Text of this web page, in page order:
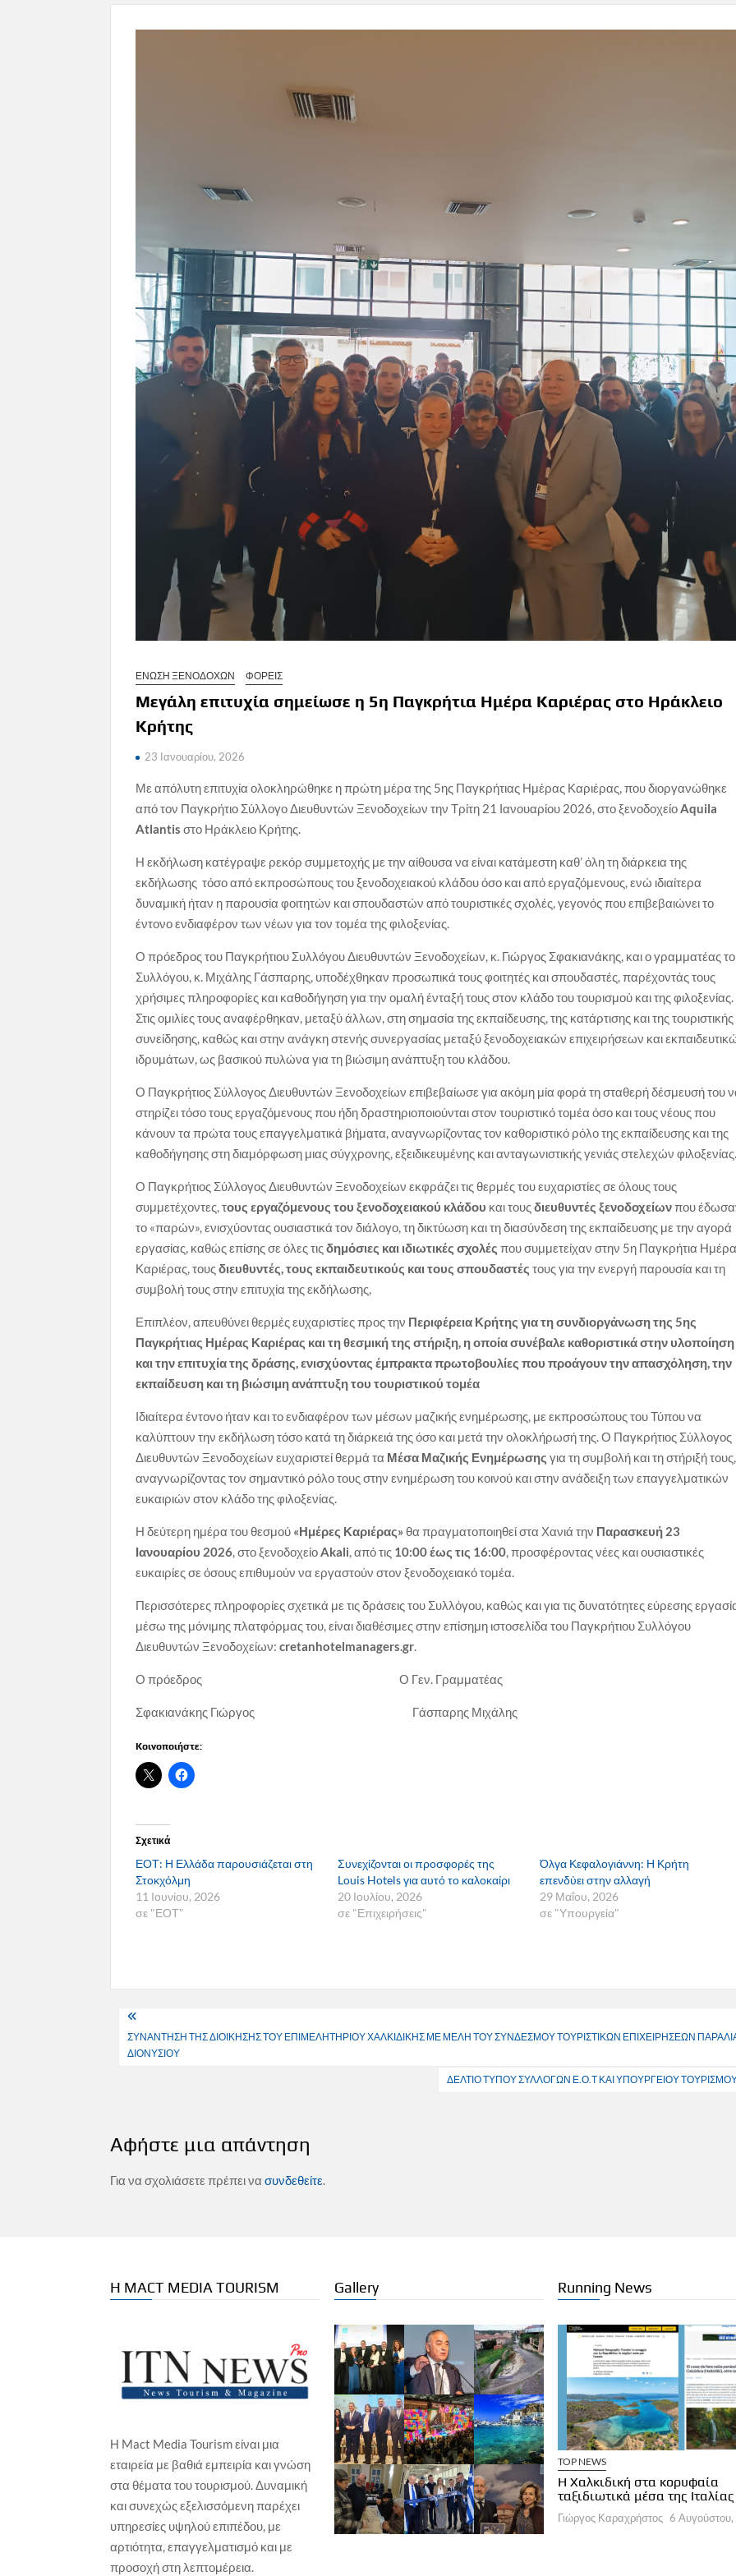
ΕΝΩΣΗ ΞΕΝΟΔΟΧΩΝ ΦΟΡΕΙΣ
Μεγάλη επιτυχία σημείωσε η 5η Παγκρήτια Ημέρα Καριέρας στο Ηράκλειο
Κρήτης
23 Ιανουαρίου, 2026
Με απόλυτη επιτυχία ολοκληρώθηκε η πρώτη μέρα της 5ης Παγκρήτιας Ημέρας Καριέρας, που διοργανώθηκε
από τον Παγκρήτιο Σύλλογο Διευθυντών Ξενοδοχείων την Τρίτη 21 Ιανουαρίου 2026, στο ξενοδοχείοAquila
Atlantis στο Ηράκλειο Κρήτης.
Η εκδήλωση κατέγραψε ρεκόρ συμμετοχής με την αίθουσα να είναι κατάμεστη καθ’ όλη τη διάρκεια της
εκδήλωσης τόσο από εκπροσώπους του ξενοδοχειακού κλάδου όσο και από εργαζόμενους, ενώ ιδιαίτερα
δυναμική ήταν η παρουσία φοιτητών και σπουδαστών από τουριστικές σχολές, γεγονός που επιβεβαιώνει το
έντονο ενδιαφέρον των νέων για τον τομέα της φιλοξενίας.
Ο πρόεδρος του Παγκρήτιου Συλλόγου Διευθυντών Ξενοδοχείων, κ. Γιώργος Σφακιανάκης, και ο γραμματέας
Συλλόγου, κ. Μιχάλης Γάσπαρης, υποδέχθηκαν προσωπικά τους φοιτητές και σπουδαστές, παρέχοντάς τους
χρήσιμες πληροφορίες και καθοδήγηση για την ομαλή ένταξή τους στον κλάδο του τουρισμού και της φιλοξενίας.
Στις ομιλίες τους αναφέρθηκαν, μεταξύ άλλων, στη σημασία της εκπαίδευσης, της κατάρτισης και της τουριστικής
συνείδησης, καθώς και στην ανάγκη στενής συνεργασίας μεταξύ ξενοδοχειακών επιχειρήσεων και
ιδρυμάτων, ως βασικού πυλώνα για τη βιώσιμη ανάπτυξη του κλάδου.
Ο Παγκρήτιος Σύλλογος Διευθυντών Ξενοδοχείων επιβεβαίωσε για ακόμη μία φορά τη σταθερή δέσμευσή του
στηρίζει τόσο τους εργαζόμενους που ήδη δραστηριοποιούνται στον τουριστικό τομέα όσο και τους νέους που
κάνουν τα πρώτα τους επαγγελματικά βήματα, αναγνωρίζοντας τον καθοριστικό ρόλο της εκπαίδευσης και της
καθοδήγησης στη διαμόρφωση μιας σύγχρονης, εξειδικευμένης και ανταγωνιστικής γενιάς στελεχών
Ο Παγκρήτιος Σύλλογος Διευθυντών Ξενοδοχείων εκφράζει τις θερμές του ευχαριστίες σε όλους τους
συμμετέχοντες, τους εργαζόμενους του ξενοδοχειακού κλάδου και τουςδιευθυντές ξενοδοχείωνπου
το «παρών», ενισχύοντας ουσιαστικά τον διάλογο, τη δικτύωση και τη διασύνδεση της εκπαίδευσης με την αγορά
εργασίας, καθώς επίσης σε όλες τιςδημόσιες και ιδιωτικές σχολές που συμμετείχαν στην 5η Παγκρήτια
Καριέρας, τουςδιευθυντές, τους εκπαιδευτικούς και τους σπουδαστές τους για την ενεργή παρουσία και τη
συμβολή τους στην επιτυχία της εκδήλωσης,
Επιπλέον, απευθύνει θερμές ευχαριστίες προς την Περιφέρεια Κρήτης για τη συνδιοργάνωση της 5ης
Παγκρήτιας Ημέρας Καριέρας και τη θεσμική της στήριξη, η οποία συνέβαλε καθοριστικά στην υλοποίηση
και την επιτυχία της δράσης, ενισχύοντας έμπρακτα πρωτοβουλίες που προάγουν την απασχόληση, την
εκπαίδευση και τη βιώσιμη ανάπτυξη του τουριστικού τομέα
Ιδιαίτερα έντονο ήταν και το ενδιαφέρον των μέσων μαζικής ενημέρωσης, με εκπροσώπους του Τύπου να
καλύπτουν την εκδήλωση τόσο κατά τη διάρκειά της όσο και μετά την ολοκλήρωσή της. Ο Παγκρήτιος Σύλλογος
Διευθυντών Ξενοδοχείων ευχαριστεί θερμά τα Μέσα Μαζικής Ενημέρωσης για τη συμβολή και τη στήριξή τους,
αναγνωρίζοντας τον σημαντικό ρόλο τους στην ενημέρωση του κοινού και στην ανάδειξη των επαγγελματικών
ευκαιριών στον κλάδο της φιλοξενίας.
Η δεύτερη ημέρα του θεσμού «Ημέρες Καριέρας»θα πραγματοποιηθεί στα Χανιά την Παρασκευή 23
Ιανουαρίου 2026, στο ξενοδοχείοAkali, από τις 10:00 έως τις 16:00, προσφέροντας νέες και ουσιαστικές
ευκαιρίες σε όσους επιθυμούν να εργαστούν στον ξενοδοχειακό τομέα.
Περισσότερες πληροφορίες σχετικά με τις δράσεις του Συλλόγου, καθώς και για τις δυνατότητες εύρεσης
μέσω της μόνιμης πλατφόρμας του, είναι διαθέσιμες στην επίσημη ιστοσελίδα του Παγκρήτιου Συλλόγου
Διευθυντών Ξενοδοχείων:cretanhotelmanagers.gr.
Ο πρόεδρος Ο Γεν. Γραμματέας
Σφακιανάκης Γιώργος Γάσπαρης Μιχάλης
Κοινοποιήστε:
Σχετικά
ΕΟΤ: Η Ελλάδα παρουσιάζεται στη
Στοκχόλμη
11 Ιουνίου, 2026
σε "ΕΟΤ"
Συνεχίζονται οι προσφορές της
Louis Hotels για αυτό το καλοκαίρι
20 Ιουλίου, 2026
σε "Επιχειρήσεις"
Όλγα Κεφαλογιάννη: Η Κρήτη
επενδύει στην αλλαγή
29 Μαΐου, 2026
σε "Υπουργεία"
Πλοήγηση
άρθρων
ΣΥΝΑΝΤΗΣΗ ΤΗΣ ΔΙΟΙΚΗΣΗΣ ΤΟΥ ΕΠΙΜΕΛΗΤΗΡΙΟΥ ΧΑΛΚΙΔΙΚΗΣ ΜΕ ΜΕΛΗ ΤΟΥ ΣΥΝΔΕΣΜΟΥ ΤΟΥΡΙΣΤΙΚΩΝ ΕΠΙΧΕΙΡΗΣΕΩΝ
ΔΙΟΝΥΣΙΟΥ
ΔΕΛΤΙΟ ΤΥΠΟΥ ΣΥΛΛΟΓΩΝ Ε.Ο.Τ ΚΑΙ ΥΠΟΥΡΓΕΙΟΥ
Αφήστε μια απάντηση
Για να σχολιάσετε πρέπει νασυνδεθείτε.
Η MACT MEDIA TOURISM
Η Mact Media Tourism είναι μια
εταιρεία με βαθιά εμπειρία και γνώση
στα θέματα του τουρισμού. Δυναμική
και συνεχώς εξελισσόμενη παρέχει
υπηρεσίες υψηλού επιπέδου, με
αρτιότητα, επαγγελματισμό και με
προσοχή στη λεπτομέρεια.
Gallery Running News
ΙΑΤΡΙΚΟΣ ΤΟΥΡΙΣΜΟΣ
Greece Global Longevity & Anti-
Aging Summit 2026
1 Αυγούστου, 2026
ΕΚΔΗΛΩΣΕΙΣ / ΕΚΘΕΣΕΙΣ
Ο ΠΣΑΠΠ φέρνει το Football Unity
Festival
Γιώργος Καραχρήστος 6 Αυγούστου, 2026
TOP NEWS
Η Χαλκιδική στα κορυφαία
ταξιδιωτικά μέσα της Ιταλίας
Γιώργος Καραχρήστος 6